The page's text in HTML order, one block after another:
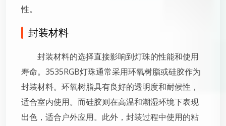
性。
封装材料
封装材料的选择直接影响到灯珠的性能和使用
寿命。3535RGB灯珠通常采用环氧树脂或硅胶作为
封装材料。环氧树脂具有良好的透明度和耐候性，
适合室内使用。而硅胶则在高温和潮湿环境下表现
出色，适合户外应用。此外，封装过程中使用的粘